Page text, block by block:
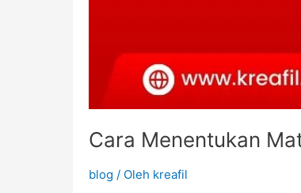
Cara Menentukan
blog / Oleh kreafil